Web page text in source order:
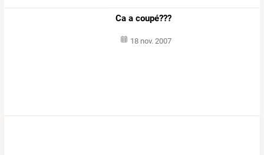
Ca a coupé???
18 nov. 2007